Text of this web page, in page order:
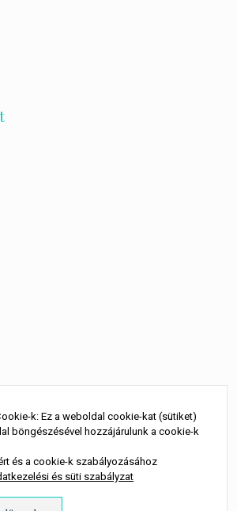
k: Ez a weboldal cookie-kat (sütiket)
böngészésével hozzájárulunk a cookie-k
és a cookie-k szabályozásához
és süti szabályzat